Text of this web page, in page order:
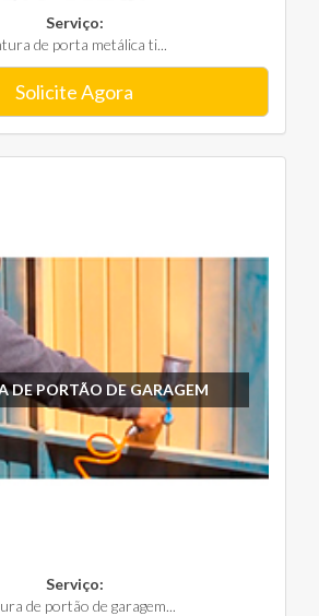
Serviço:
de porta metálica ti...
Solicite Agora
DE PORTÃO DE GARAGEM
Serviço:
de portão de garagem...